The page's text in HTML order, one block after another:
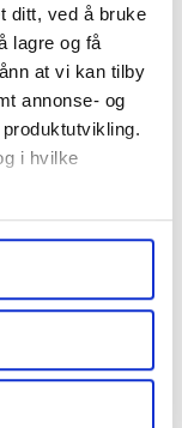
ditt, ved å bruke
lagre og få
at vi kan tilby
annonse- og
i hvilke
dine personlige
hvordan de skal
tilbake ditt
hk-nytt.no
(cookies) for å
og
Støre